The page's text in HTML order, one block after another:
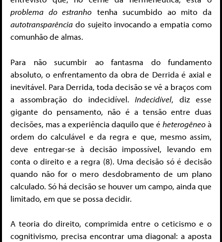
problema do estranho tenha sucumbido ao mito da
autotransparência do sujeito invocando a empatia como
comunhão de almas.
Para não sucumbir ao fantasma do fundamento
absoluto, o enfrentamento da obra de Derrida é axial e
inevitável. Para Derrida, toda decisão se vê a braços com
a assombração do indecidível.Indecidível, diz esse
gigante do pensamento, não é a tensão entre duas
decisões, mas a experiência daquilo que é heterogêneoà
ordem do calculável e da regra e que, mesmo assim,
deve entregar-se à decisão impossível, levando em
conta o direito e a regra (8). Uma decisão só é decisão
quando não for o mero desdobramento de um plano
calculado. Só há decisão se houver um campo, ainda que
limitado, em que se possa decidir.
A teoria do direito, comprimida entre o ceticismo e o
cognitivismo, precisa encontrar uma diagonal: a aposta